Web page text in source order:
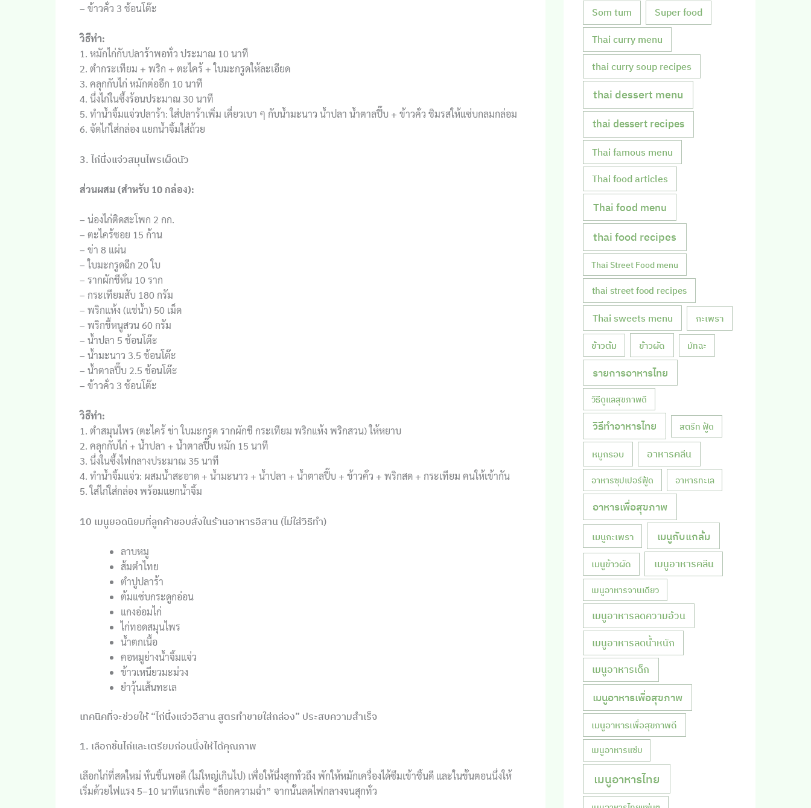
– ข้าวคั่ว 3 ช้อนโต๊ะ
วิธีทำ:
1. หมักไก่กับปลาร้าพอทั่ว ประมาณ 10 นาที
2. ตำกระเทียม + พริก + ตะไคร้ + ใบมะกรูดให้ละเอียด
3. คลุกกับไก่ หมักต่ออีก 10 นาที
4. นึ่งไก่ในซึ้งร้อนประมาณ 30 นาที
5. ทำน้ำจิ้มแจ่วปลาร้า: ใส่ปลาร้าเพิ่ม เคี่ยวเบา ๆ กับน้ำมะนาว น้ำปลา น้ำตาลปี๊บ + ข้าวคั่ว ชิมรสให้แซ่บกลมกล่อม
6. จัดไก่ใส่กล่อง แยกน้ำจิ้มใส่ถ้วย
3. ไก่นึ่งแจ่วสมุนไพรเผ็ดนัว
ส่วนผสม (สำหรับ 10 กล่อง):
– น่องไก่ติดสะโพก 2 กก.
– ตะไคร้ซอย 15 ก้าน
– ข่า 8 แผ่น
– ใบมะกรูดฉีก 20 ใบ
– รากผักชีหั่น 10 ราก
– กระเทียมสับ 180 กรัม
– พริกแห้ง (แช่น้ำ) 50 เม็ด
– พริกขี้หนูสวน 60 กรัม
– น้ำปลา 5 ช้อนโต๊ะ
– น้ำมะนาว 3.5 ช้อนโต๊ะ
– น้ำตาลปี๊บ 2.5 ช้อนโต๊ะ
– ข้าวคั่ว 3 ช้อนโต๊ะ
วิธีทำ:
1. ตำสมุนไพร (ตะไคร้ ข่า ใบมะกรูด รากผักชี กระเทียม พริกแห้ง พริกสวน) ให้หยาบ
2. คลุกกับไก่ + น้ำปลา + น้ำตาลปี๊บ หมัก 15 นาที
3. นึ่งในซึ้งไฟกลางประมาณ 35 นาที
4. ทำน้ำจิ้มแจ่ว: ผสมน้ำสะอาด + น้ำมะนาว + น้ำปลา + น้ำตาลปี๊บ + ข้าวคั่ว + พริกสด + กระเทียม คนให้เข้ากัน
5. ใส่ไก่ใส่กล่อง พร้อมแยกน้ำจิ้ม
10 เมนูยอดนิยมที่ลูกค้าชอบสั่งในร้านอาหารอีสาน (ไม่ใส่วิธีทำ)
ลาบหมู
ส้มตำไทย
ตำปูปลาร้า
ต้มแซ่บกระดูกอ่อน
แกงอ่อมไก่
ไก่ทอดสมุนไพร
น้ำตกเนื้อ
คอหมูย่างน้ำจิ้มแจ่ว
ข้าวเหนียวมะม่วง
ยำวุ้นเส้นทะเล
เทคนิคที่จะช่วยให้ “ไก่นึ่งแจ่วอีสาน สูตรทำขายใส่กล่อง” ประสบความสำเร็จ
1. เลือกชิ้นไก่และเตรียมก่อนนึ่งให้ได้คุณภาพ
เลือกไก่ที่สดใหม่ หั่นชิ้นพอดี (ไม่ใหญ่เกินไป) เพื่อให้นึ่งสุกทั่วถึง พักให้หมักเครื่องได้ซึมเข้าชิ้นดี และในขั้นตอนนึ่งให้
เริ่มด้วยไฟแรง 5–10 นาทีแรกเพื่อ “ล็อกความฉ่ำ” จากนั้นลดไฟกลางจนสุกทั่ว
Som tum Super food
Thai curry menu
thai curry soup recipes
thai dessert menu
thai dessert recipes
Thai famous menu
Thai food articles
Thai food menu
thai food recipes
Thai Street Food menu
thai street food recipes
Thai sweets menu กะเพรา
ข้าวต้ม ข้าวผัด มัทฉะ
รายการอาหารไทย
วิธีดูแลสุขภาพดี
วิธีทำอาหารไทย สตรีท ฟู้ด
หมูกรอบ อาหารคลีน
อาหารซุปเปอร์ฟู้ด อาหารทะเล
อาหารเพื่อสุขภาพ
เมนูกะเพรา เมนูกับแกล้ม
เมนูข้าวผัด เมนูอาหารคลีน
เมนูอาหารจานเดียว
เมนูอาหารลดความอ้วน
เมนูอาหารลดน้ำหนัก
เมนูอาหารเด็ก
เมนูอาหารเพื่อสุขภาพ
เมนูอาหารเพื่อสุขภาพดี
เมนูอาหารแซ่บ
เมนูอาหารไทย